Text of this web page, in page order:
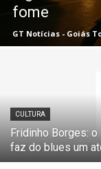
fome
GT Notícias - Goiás
CULTURA
Fridinho Borges:
faz do blues um